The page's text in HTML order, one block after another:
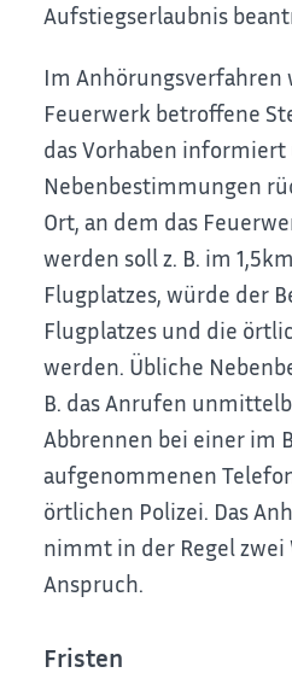
Aufstiegserlaubnis
Im Anhörungsverfahren
Feuerwerk betroffene
das Vorhaben
Nebenbestimmungen
Ort, an dem das
werden soll z. B. im
Flugplatzes, würde der
Flugplatzes und die
werden. Übliche
B. das Anrufen
Abbrennen bei einer im
aufgenommenen
örtlichen Polizei. Das
nimmt in der Regel zwei
Anspruch.
Fristen